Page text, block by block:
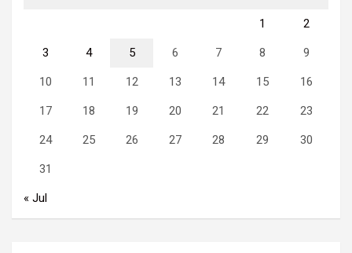
1 2
3 4 5 6 7 8 9
10 11 12 13 14 15 16
17 18 19 20 21 22 23
24 25 26 27 28 29 30
31
« Jul